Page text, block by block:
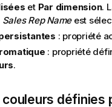
et Par dimension.
Sales Rep Nameest
: propriété
: propriété
.
couleurs définies